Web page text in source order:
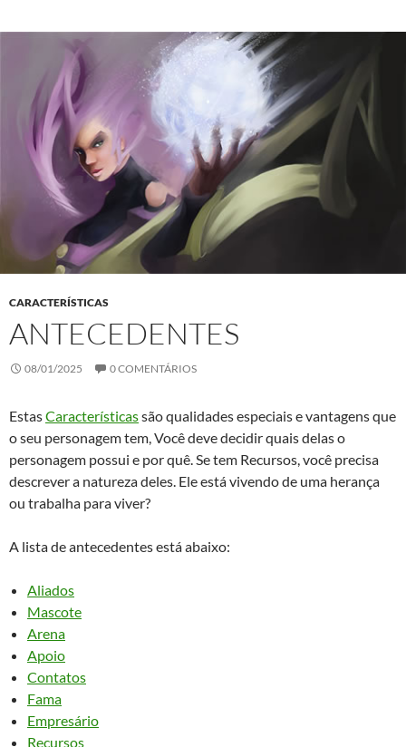
CARACTERÍSTICAS
ANTECEDENTES
08/01/2025 0 COMENTÁRIOS
EstasCaracterísticassão qualidades especiais e vantagens que
o seu personagem tem, Você deve decidir quais delas o
personagem possui e por quê. Se tem Recursos, você precisa
descrever a natureza deles. Ele está vivendo de uma herança
ou trabalha para viver?
A lista de antecedentes está abaixo:
Aliados
Mascote
Arena
Apoio
Contatos
Fama
Empresário
Recursos